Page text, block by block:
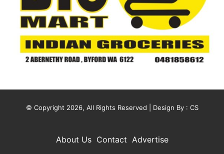
© Copyright 2026, All Rights Reserved | Design By : CS
About Us Contact Advertise